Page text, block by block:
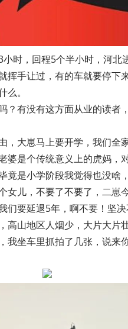
时，回程5个半小时，河北
挥手让过，有的车就要停下
。
？有没有这方面从业的读者
，大崽马上要开学，我们全
婆是个传统意义上的虎妈，
是小学阶段我觉得也没啥
女儿，不要了不要了，二崽
要延退5年，啊不要！坚决
山地区人烟少，大片大片
我坐车里抓拍了几张，说来